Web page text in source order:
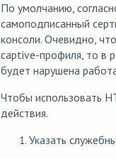
По умолчанию,
самоподписанный
консоли. Очевидно,
captive-профиля, то в
будет нарушена
Чтобы использовать
действия.
Указать